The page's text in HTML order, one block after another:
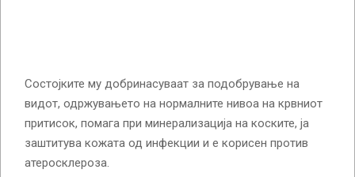
Состојките му добринасуваат за подобрување на
видот, одржувањето на нормалните нивоа на крвниот
притисок, помага при минерализација на коските, ја
заштитува кожата од инфекции и е корисен против
атеросклероза.